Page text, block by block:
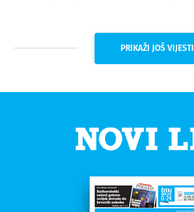
PRIKAŽI JOŠ VIJESTI